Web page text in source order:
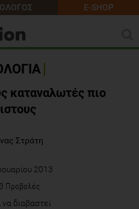
E-SHOP
καταναλωτές πιο
Στράτη
2013
Προβολές
διαβαστεί